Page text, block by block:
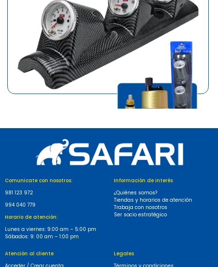
TRIO MEDIDOR T/POSTE CARBON TEMP ACEITE TACOMETRO
Comunicate con nosotros:
981 123 972
994 040 779
Horario de atención:
Lunes a viernes: 9:00 am – 5:00 pm
Sábados: 9: 00 am – 1:00 pm
Información de interés
¿Quiénes somos?
Tiendas y horarios de atención
Trabaja con nosotros
Ser socio estratégico
Atención al cliente
Legales